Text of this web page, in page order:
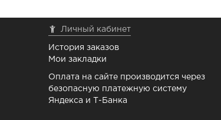
Личный кабинет
История заказов
Мои закладки
Оплата на сайте производится через
безопасную платежную систему
Яндекса и Т-Банка